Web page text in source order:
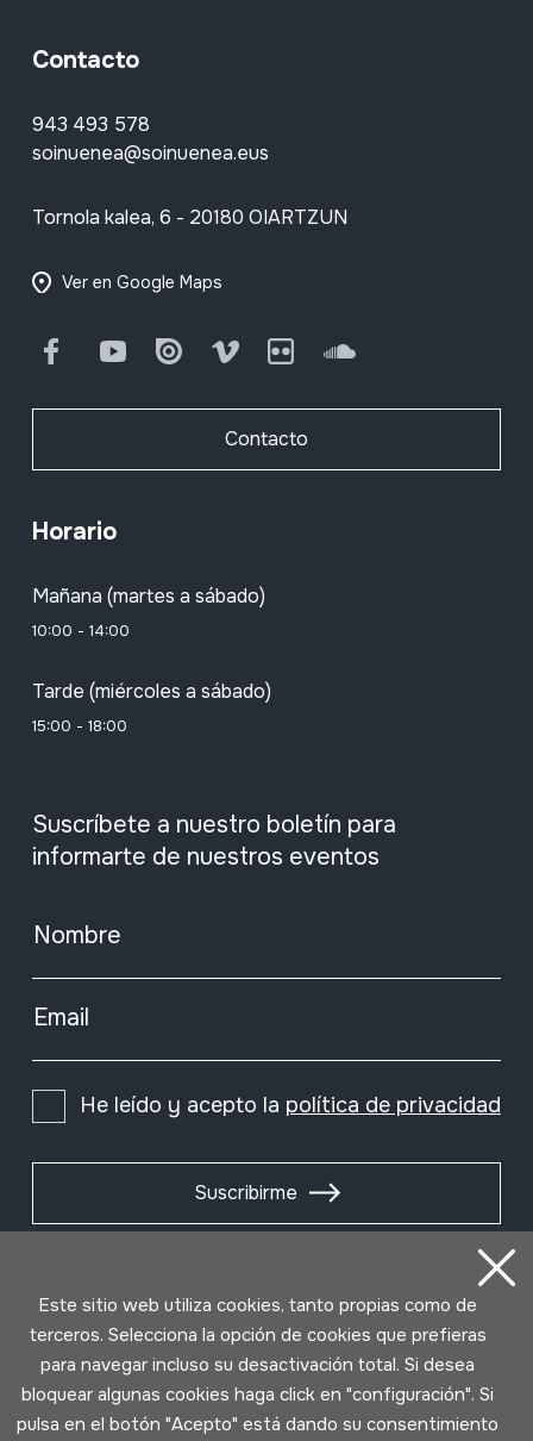
Contacto
943 493 578
soinuenea@soinuenea.eus
Tornola kalea, 6 - 20180 OIARTZUN
Ver en Google Maps
FacebookYoutube Issuu Vimeo Flickr SoundCloud
Contacto
Horario
Mañana (martes a sábado)
10:00 - 14:00
Tarde (miércoles a sábado)
15:00 - 18:00
Suscríbete a nuestro boletín para
informarte de nuestros eventos
Nombre
Email
He leído y acepto la política de privacidad
Suscribirme
Este sitio web utiliza cookies, tanto propias como de
terceros. Selecciona la opción de cookies que prefieras
para navegar incluso su desactivación total. Si desea
bloquear algunas cookies haga click en "configuración". Si
pulsa en el botón "Acepto" está dando su consentimiento